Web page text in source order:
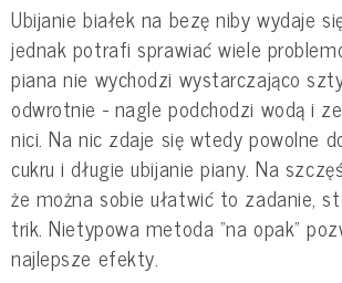
Ubijanie białek na bezę niby wydaje
jednak potrafi sprawiać wiele
piana nie wychodzi wystarczająco
odwrotnie - nagle podchodzi wodą i
nici. Na nic zdaje się wtedy powolne
cukru i długie ubijanie piany. Na
że można sobie ułatwić to zadanie,
trik. Nietypowa metoda "na opak"
najlepsze efekty.